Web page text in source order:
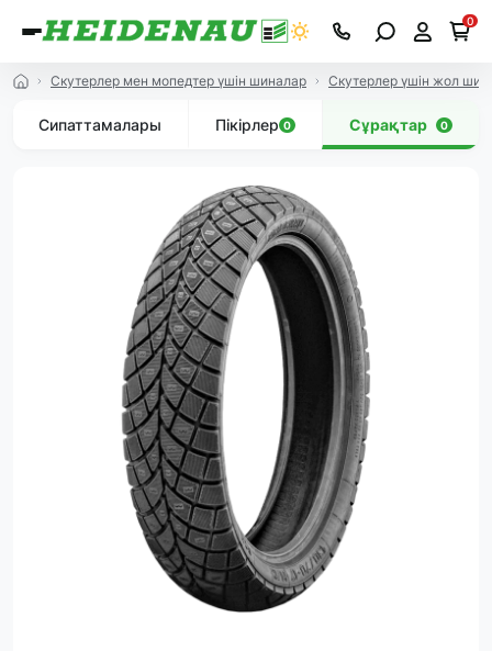
0
Скутерлер мен мопедтер үшін шиналар Скутерлер үшін жол
Сипаттамалары Пікірлер 0 Сұрақтар 0